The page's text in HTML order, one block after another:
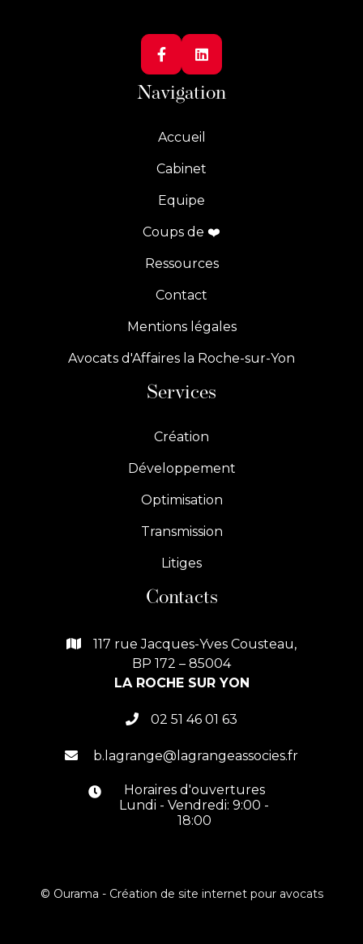
 
Navigation
Accueil
Cabinet
Equipe
Coups de ❤️
Ressources
Contact
Mentions légales
Avocats d'Affaires la Roche-sur-Yon
Services
Création
Développement
Optimisation
Transmission
Litiges
Contacts

117 rue Jacques-Yves Cousteau,
BP 172 – 85004
LA ROCHE SUR YON
 02 51 46 01 63
 b.lagrange@lagrangeassocies.fr

Horaires d'ouvertures
Lundi - Vendredi: 9:00 -
18:00
© Ourama - Création de site internet pour avocats